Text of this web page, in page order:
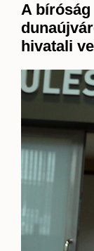
A
hivatali